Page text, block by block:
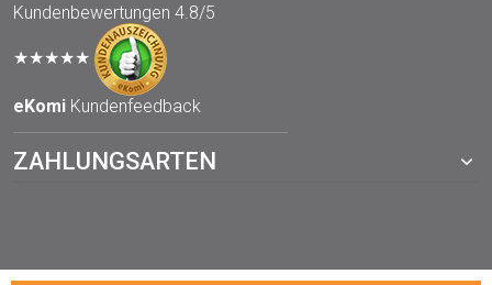
Kundenbewertungen 4.8/5
★★★★★
eKomi Kundenfeedback
ZAHLUNGSARTEN